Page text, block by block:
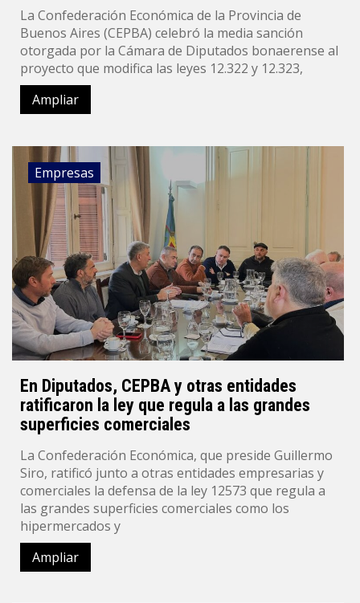
La Confederación Económica de la Provincia de
Buenos Aires (CEPBA) celebró la media sanción
otorgada por la Cámara de Diputados bonaerense al
proyecto que modifica las leyes 12.322 y 12.323,
Ampliar
Empresas
En Diputados, CEPBA y otras entidades
ratificaron la ley que regula a las grandes
superficies comerciales
La Confederación Económica, que preside Guillermo
Siro, ratificó junto a otras entidades empresarias y
comerciales la defensa de la ley 12573 que regula a
las grandes superficies comerciales como los
hipermercados y
Ampliar